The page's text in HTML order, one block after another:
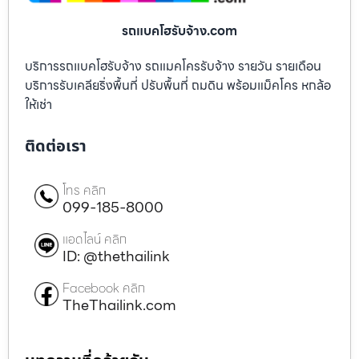
รถแบคโฮรับจ้าง.com
บริการรถแบคโฮรับจ้าง รถแมคโครรับจ้าง รายวัน รายเดือน
บริการรับเคลียริ่งพื้นที่ ปรับพื้นที่ ถมดิน พร้อมแม็คโคร หกล้อ
ให้เช่า
ติดต่อเรา
โทร คลิก
099-185-8000
แอดไลน์ คลิก
ID: @thethailink
Facebook คลิก
TheThailink.com